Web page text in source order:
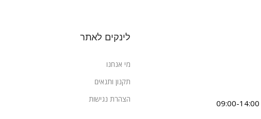
לינקים לאתר
מי אנחנו
תקנון ותנאים
הצהרת נגישות